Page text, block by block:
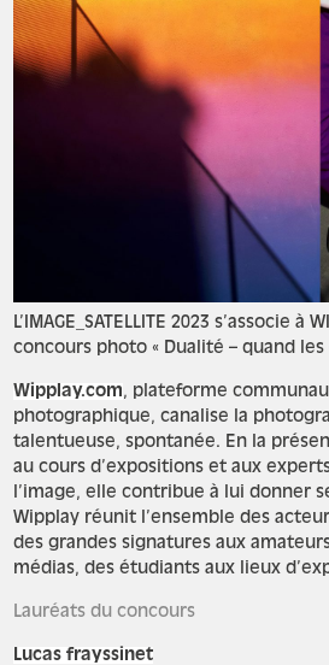
L’IMAGE_SATELLITE 2023 s’associe à
concours photo « Dualité – quand les
Wipplay.com, plateforme
photographique, canalise la
talentueuse, spontanée. En la
au cours d’expositions et aux
l’image, elle contribue à lui donner
Wipplay réunit l’ensemble des
des grandes signatures aux
médias, des étudiants aux lieux
Lauréats du concours
Lucas frayssinet